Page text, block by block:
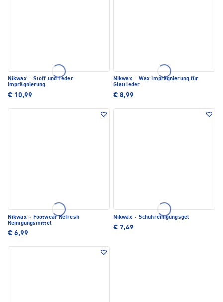
Nikwax · Stoff und Leder
Imprägnierung
€ 10,99
Nikwax · Wax Imprägnierung für
Glattleder
€ 8,99
Nikwax · Footwear Refresh
Reinigungsmittel
€ 6,99
Nikwax · Schuhreinigungsgel
€ 7,49